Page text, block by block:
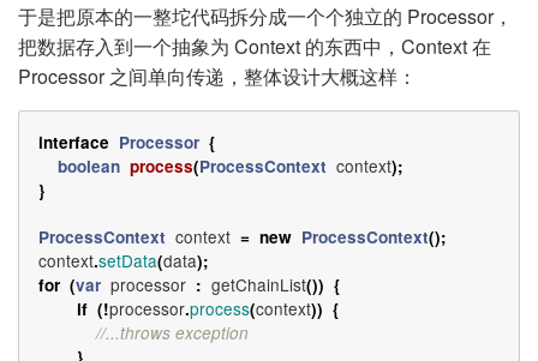
于是把原本的一整坨代码拆分成一个个独立的 Processor，
把数据存入到一个抽象为 Context 的东西中，Context 在
Processor 之间单向传递，整体设计大概这样：
interface Processor {
boolean process(ProcessContext context);
}
ProcessContext context = new ProcessContext();
context.setData(data);
for (var processor : getChainList()) {
if (!processor.process(context)) {
//...throws exception
}